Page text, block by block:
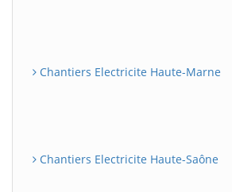
Chantiers Electricite Haute-Marne
Chantiers Electricite Haute-Saône